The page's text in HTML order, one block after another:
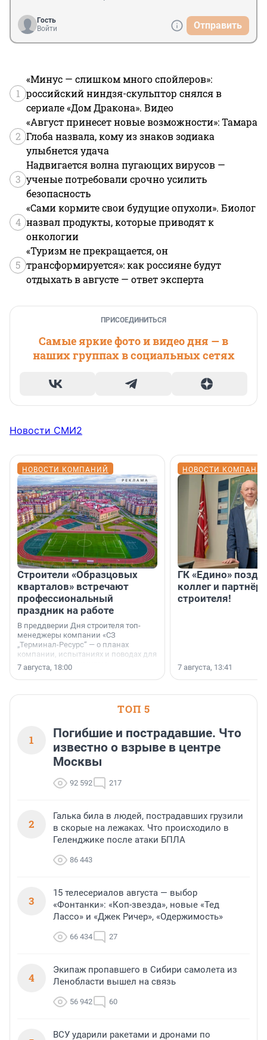
Гость
Войти
Отправить
1
«Минус — слишком много спойлеров»:
российский ниндзя-скульптор снялся в
сериале «Дом Дракона». Видео
2
«Август принесет новые возможности»: Тамара
Глоба назвала, кому из знаков зодиака
улыбнется удача
3
Надвигается волна пугающих вирусов —
ученые потребовали срочно усилить
безопасность
4
«Сами кормите свои будущие опухоли». Биолог
назвал продукты, которые приводят к
онкологии
5
«Туризм не прекращается, он
трансформируется»: как россияне будут
отдыхать в августе — ответ эксперта
ПРИСОЕДИНИТЬСЯ
Самые яркие фото и видео дня — в
наших группах в социальных сетях
Новости СМИ2
НОВОСТИ КОМПАНИЙ
Строители «Образцовых
кварталов» встречают
профессиональный
праздник на работе
В преддверии Дня строителя топ-
менеджеры компании «СЗ
„Терминал-Ресурс“ — о планах
компании, испытаниях и поводах для
осторожного оптимизма.
7 августа, 18:00
НОВОСТИ
ГК «Едино»
коллег и
строителя!
7 августа, 13:41
ТОП 5
1
Погибшие и пострадавшие. Что
известно о взрыве в центре
Москвы
92 592 217
2
Галька била в людей, пострадавших грузили
в скорые на лежаках. Что происходило в
Геленджике после атаки БПЛА
86 443
3
15 телесериалов августа — выбор
«Фонтанки»: «Коп-звезда», новые «Тед
Лассо» и «Джек Ричер», «Одержимость»
66 434 27
4
Экипаж пропавшего в Сибири самолета из
Ленобласти вышел на связь
56 942 60
ВСУ ударили ракетами и дронами по